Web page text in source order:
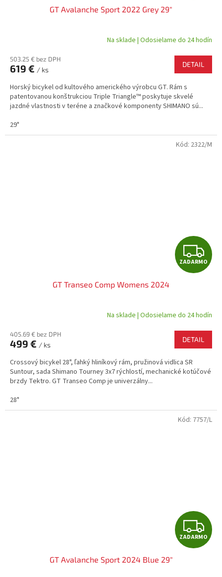
A
R
M
GT Avalanche Sport 2022 Grey 29"
Na sklade | Odosielame do 24 hodín
503.25 € bez DPH
619 € / ks
DETAIL
Horský bicykel od kultového amerického výrobcu GT. Rám s
patentovanou konštrukciou Triple Triangle™ poskytuje skvelé
jazdné vlastnosti v teréne a značkové komponenty SHIMANO sú...
29"
Z
A
A
R
M
O
ZADARMO
GT Transeo Comp Womens 2024
Na sklade | Odosielame do 24 hodín
405.69 € bez DPH
499 € / ks
DETAIL
Crossový bicykel 28", ľahký hliníkový rám, pružinová vidlica SR
Suntour, sada Shimano Tourney 3x7 rýchlostí, mechanické kotúčové
brzdy Tektro. GT Transeo Comp je univerzálny...
28"
Kód: 2322/M
Z
A
ZADARMO
GT Avalanche Sport 2024 Blue 29"
Kód: 7757/L